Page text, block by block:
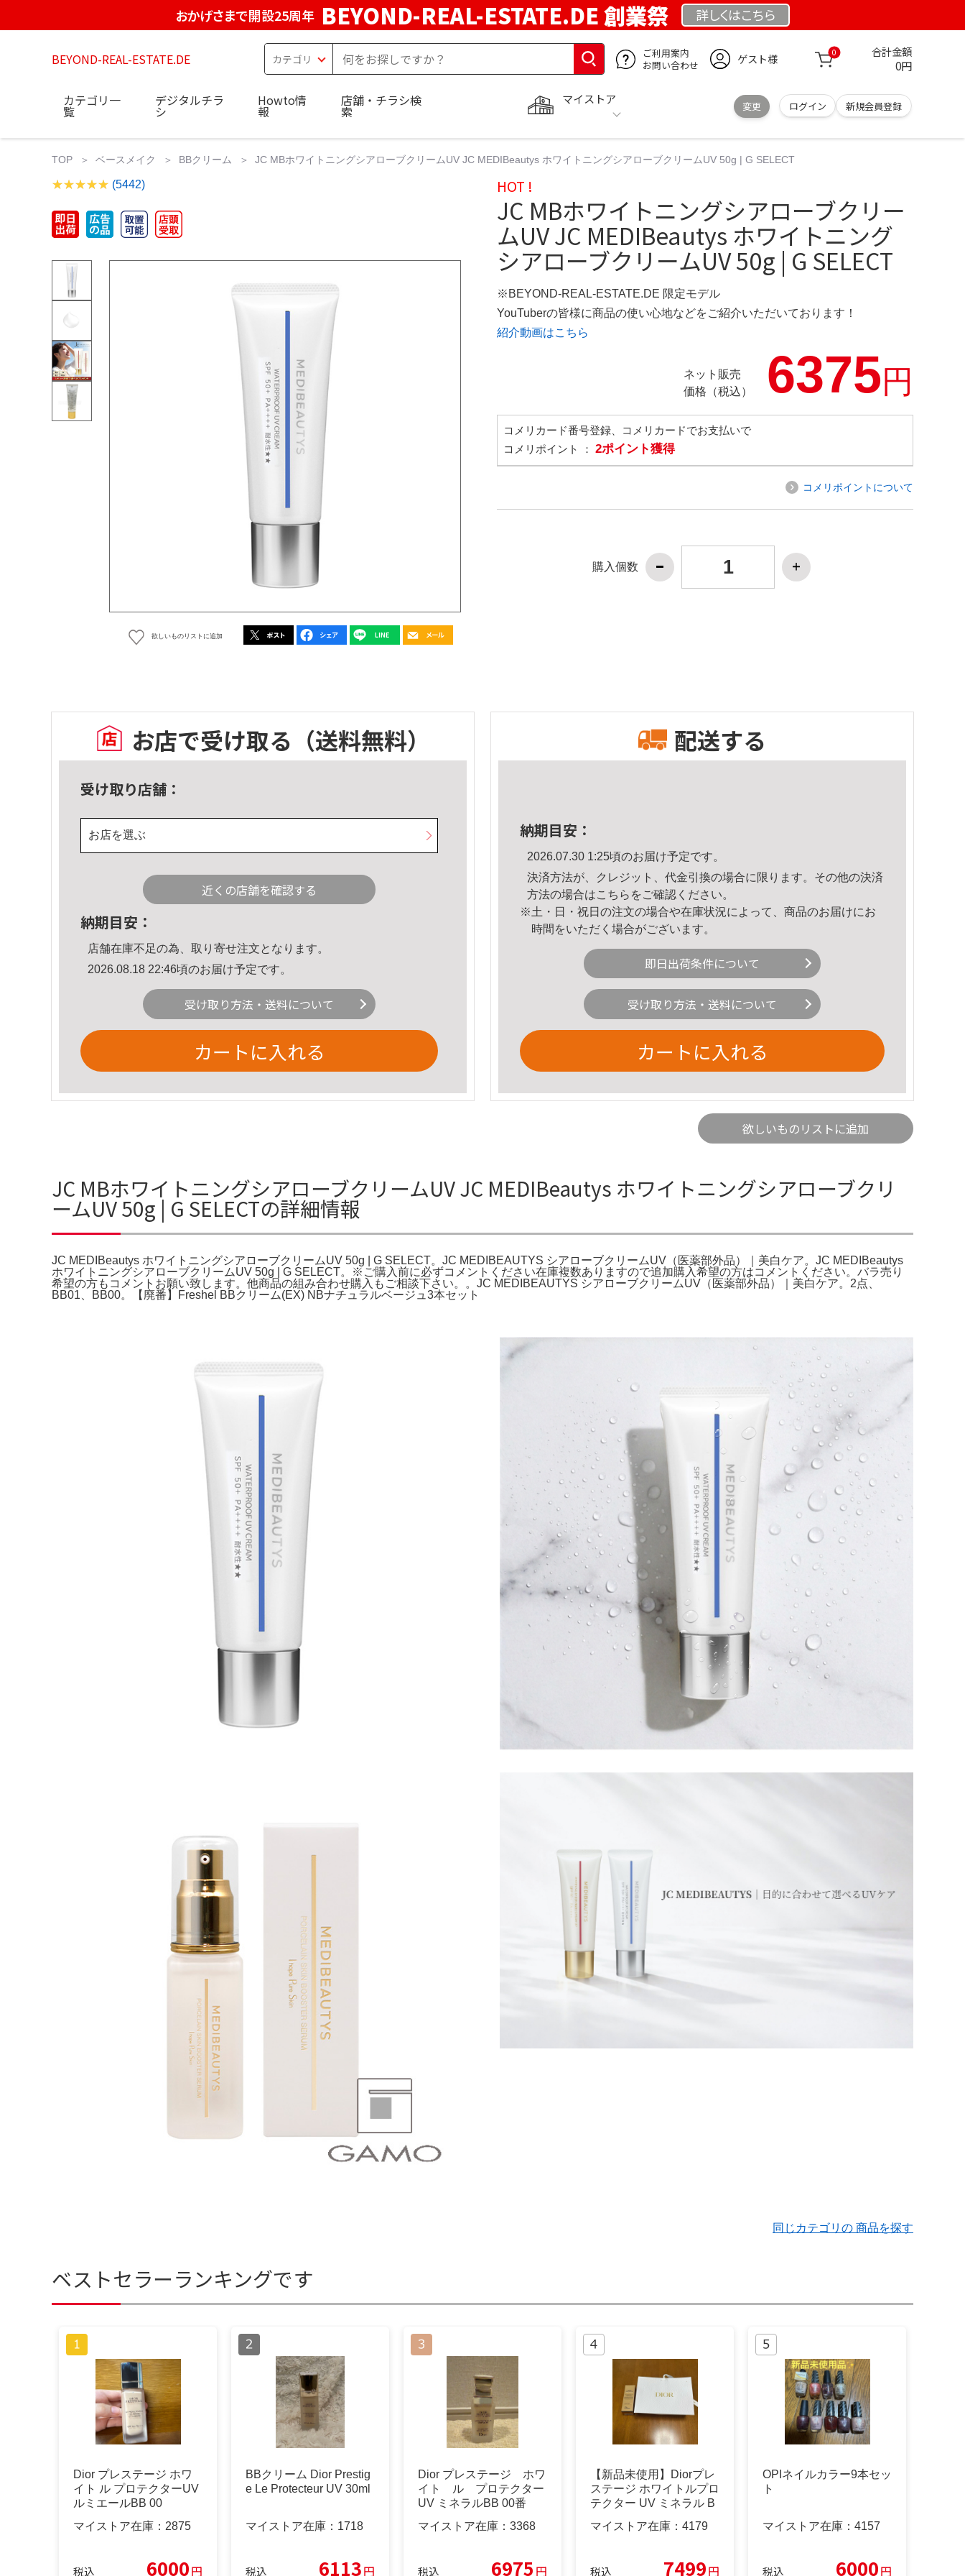
おかげさまで開設25周年 BEYOND-REAL-ESTATE.DE 創業祭 詳しくはこちら
BEYOND-REAL-ESTATE.DE
ご利用案内
お問い合わせ
ゲスト様 0 合計金額
0円
マイストア
変更 ログイン 新規会員登録
カテゴリ一
覧
デジタルチラ
シ
Howto情
報
店舗・チラシ検
索
TOP ベースメイク BBクリーム JC MBホワイトニングシアローブクリームUV JC MEDIBeautys ホワイトニングシアローブクリームUV 50g | G SELECT
(5442)
欲しいものリストに追加
HOT !
JC MBホワイトニングシアローブクリー
ムUV JC MEDIBeautys ホワイトニング
シアローブクリームUV 50g | G SELECT
※BEYOND-REAL-ESTATE.DE 限定モデル
YouTuberの皆様に商品の使い心地などをご紹介いただいております！
紹介動画はこちら
ネット販売
価格（税込）
6375円
コメリカード番号登録、コメリカードでお支払いで
コメリポイント ： 2ポイント獲得
コメリポイントについて
購入個数
お店で受け取る （送料無料）
受け取り店舗：
お店を選ぶ
近くの店舗を確認する
納期目安：
店舗在庫不足の為、取り寄せ注文となります。
2026.08.18 22:46頃のお届け予定です。
受け取り方法・送料について
カートに入れる
配送する
納期目安：
2026.07.30 1:25頃のお届け予定です。
決済方法が、クレジット、代金引換の場合に限ります。その他の決済
方法の場合はこちら をご確認ください。
※土・日・祝日の注文の場合や在庫状況によって、商品のお届けにお
時間をいただく場合がございます。
即日出荷条件について
受け取り方法・送料について
カートに入れる
欲しいものリストに追加
JC MBホワイトニングシアローブクリームUV JC MEDIBeautys ホワイトニングシアローブクリ
ームUV 50g | G SELECTの詳細情報
JC MEDIBeautys ホワイトニングシアローブクリームUV 50g | G SELECT。JC MEDIBEAUTYS シアローブクリームUV（医薬部外品）｜美白ケア。JC MEDIBeautys
ホワイトニングシアローブクリームUV 50g | G SELECT。※ご購入前に必ずコメントください在庫複数ありますので追加購入希望の方はコメントください。バラ売り
希望の方もコメントお願い致します。他商品の組み合わせ購入もご相談下さい。。JC MEDIBEAUTYS シアローブクリームUV（医薬部外品）｜美白ケア。2点、
BB01、BB00。【廃番】Freshel BBクリーム(EX) NBナチュラルベージュ3本セット
同じカテゴリの 商品を探す
ベストセラーランキングです
Dior プレステージ ホワ
イト ル プロテクターUV
ルミエールBB 00
マイストア在庫： 2875
税込 6000円
BBクリーム Dior Prestig
e Le Protecteur UV 30ml
マイストア在庫： 1718
税込 6113円
Dior プレステージ ホワ
イト ル プロテクター
UV ミネラルBB 00番
マイストア在庫： 3368
税込 6975 円
【新品未使用】Diorプレ
ステージ ホワイトルプロ
テクター UV ミネラル B
マイストア在庫： 4179
税込 7499円
OPIネイルカラー9本セッ
ト
マイストア在庫： 4157
税込 6000円